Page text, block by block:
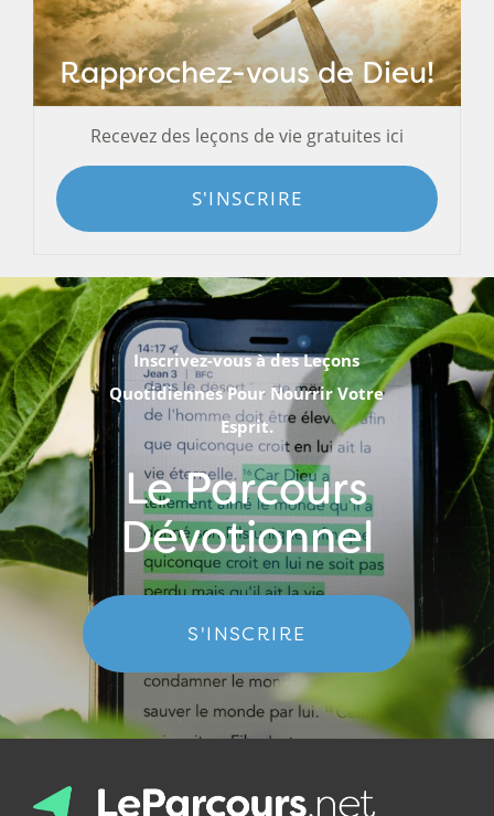
Rapprochez-vous de Dieu!
Recevez des leçons de vie gratuites ici
S'INSCRIRE
Inscrivez-vous à des Leçons
Quotidiennes Pour Nourrir Votre
Esprit.
Le Parcours
Dévotionnel
S'INSCRIRE